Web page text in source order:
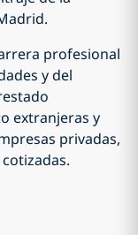
profesional
y del
extranjeras y
privadas,